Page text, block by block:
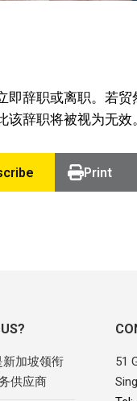
辞职或离职。若
辞职将被视为无效。
Print
新加坡领衔
供应商
51